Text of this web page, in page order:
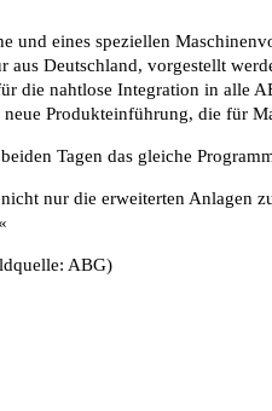
eines speziellen
Deutschland, vorgestellt
die nahtlose Integration in alle
Produkteinführung, die für
Tagen das gleiche
nur die erweiterten Anlagen
ABG)